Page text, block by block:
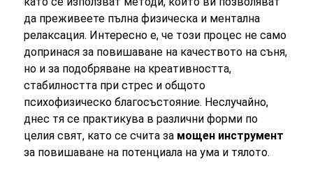
да преживеете пълна физическа и ментална
релаксация. Интересно е, че този процес не само
допринася за повишаване на качеството на съня,
но и за подобряване на креативността,
стабилността при стрес и общото
психофизическо благосъстояние. Неслучайно,
днес тя се практикува в различни форми по
целия свят, като се счита за мощен инструмент
за повишаване на потенциала на ума и тялото.